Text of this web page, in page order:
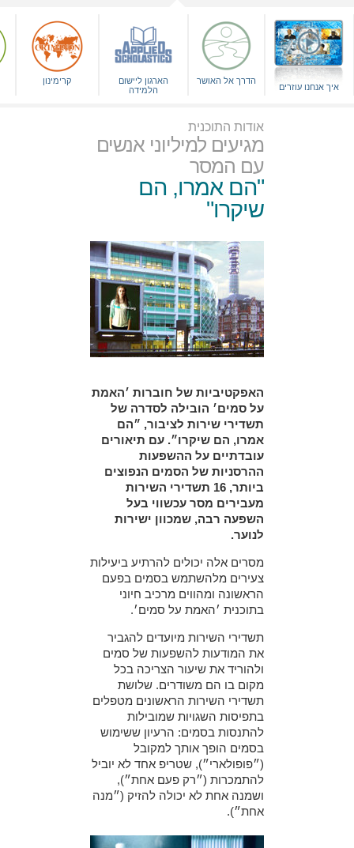
איך אנחנו עוזרים
הדרך אל האושר
הארגון ליישום
הלמידה
קרימינון
אודות התוכנית
מגיעים למיליוני אנשים
עם המסר
"הם אמרו, הם
שיקרו"
האפקטיביות של חוברות ׳האמת
על סמים׳ הובילה לסדרה של
תשדירי שירות לציבור, ״הם
אמרו, הם שיקרו״. עם תיאורים
עובדתיים על ההשפעות
ההרסניות של הסמים הנפוצים
ביותר, 16 תשדירי השירות
מעבירים מסר עכשווי בעל
השפעה רבה, שמכוון ישירות
לנוער.
מסרים אלה יכולים להרתיע ביעילות
צעירים מלהשתמש בסמים בפעם
הראשונה ומהווים מרכיב חיוני
בתוכנית ׳האמת על סמים׳.
תשדירי השירות מיועדים להגביר
את המודעות להשפעות של סמים
ולהוריד את שיעור הצריכה בכל
מקום בו הם משודרים. שלושת
תשדירי השירות הראשונים מטפלים
בתפיסות השגויות שמובילות
להתנסות בסמים: הרעיון ששימוש
בסמים הופך אותך למקובל
(״פופולארי״), שטריפ אחד לא יוביל
להתמכרות (״רק פעם אחת״),
ושמנה אחת לא יכולה להזיק (״מנה
אחת״).